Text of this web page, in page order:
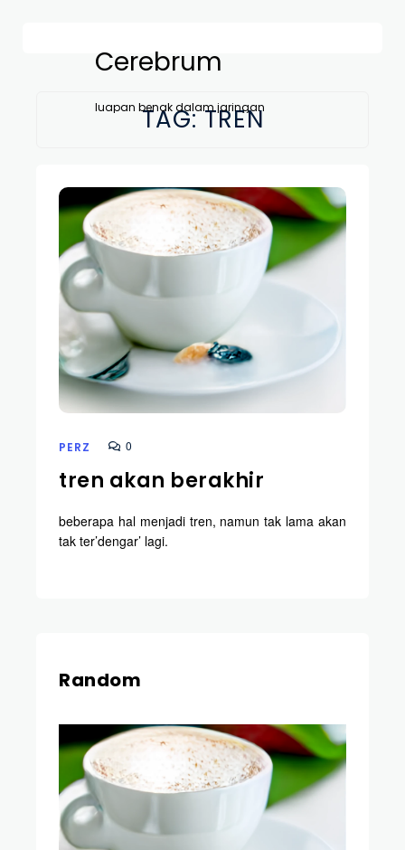
Cerebrum
luapan benak dalam jaringan
TAG:TREN
PERZ 0
tren akan berakhir
beberapa hal menjadi tren, namun tak lama akan
tak ter’dengar’ lagi.
Random